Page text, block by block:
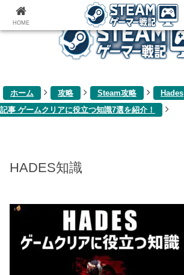
ゲーム関連雑記ブログ
ホーム 攻略 Steam攻略 Hades
記事 ゲームクリアに役立つ知識7選を紹介！
HADES知識
HOME